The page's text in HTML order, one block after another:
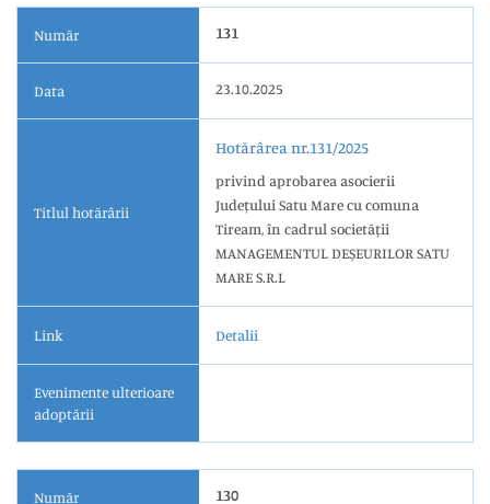
Număr 131
Data 23.10.2025
Titlul hotărârii
Hotărârea nr.131/2025
privind aprobarea asocierii
Județului Satu Mare cu comuna
Tiream, în cadrul societății
MANAGEMENTUL DEȘEURILOR SATU
MARE S.R.L
Link Detalii
Evenimente ulterioare
adoptării
Număr 130